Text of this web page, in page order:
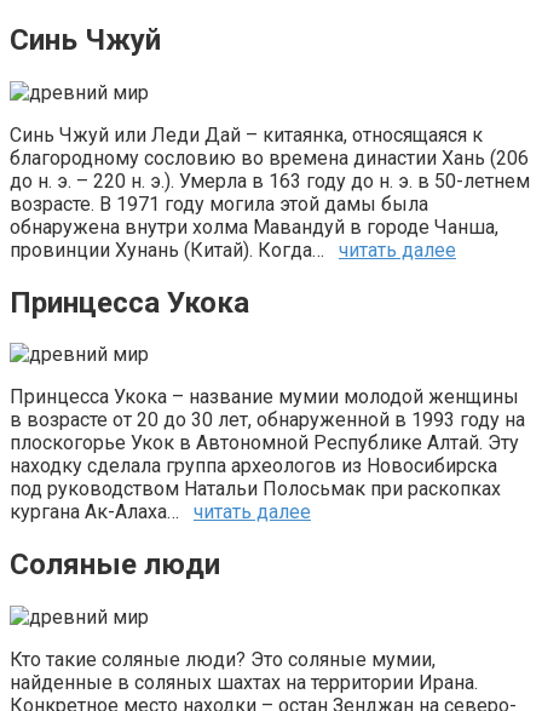
Синь Чжуй
Синь Чжуй или Леди Дай – китаянка, относящаяся к
благородному сословию во времена династии Хань (206
до н. э. – 220 н. э.). Умерла в 163 году до н. э. в 50-летнем
возрасте. В 1971 году могила этой дамы была
обнаружена внутри холма Мавандуй в городе Чанша,
провинции Хунань (Китай). Когда… читать далее
Принцесса Укока
Принцесса Укока – название мумии молодой женщины
в возрасте от 20 до 30 лет, обнаруженной в 1993 году на
плоскогорье Укок в Автономной Республике Алтай. Эту
находку сделала группа археологов из Новосибирска
под руководством Натальи Полосьмак при раскопках
кургана Ак-Алаха… читать далее
Соляные люди
Кто такие соляные люди? Это соляные мумии,
найденные в соляных шахтах на территории Ирана.
Конкретное место находки – остан Зенджан на северо-